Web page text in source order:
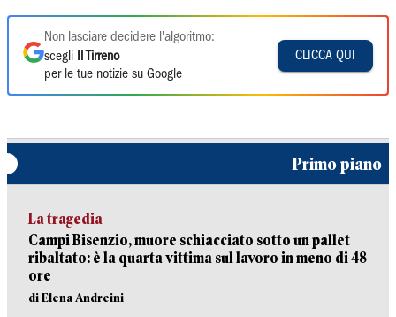
Non lasciare decidere l'algoritmo:
scegli
Il Tirreno
per le tue notizie su Google
CLICCA QUI
Primo piano
La tragedia
Campi Bisenzio, muore schiacciato sotto un pallet
ribaltato: è la quarta vittima sul lavoro in meno di 48
ore
di Elena Andreini